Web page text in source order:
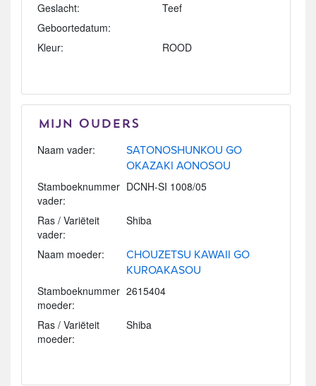
Geslacht:
Teef
Geboortedatum:
Kleur:
ROOD
Mijn Ouders
Naam vader:
SATONOSHUNKOU GO
OKAZAKI AONOSOU
Stamboeknummer
vader:
DCNH-SI 1008/05
Ras / Variëteit
vader:
Shiba
Naam moeder:
CHOUZETSU KAWAII GO
KUROAKASOU
Stamboeknummer
moeder:
2615404
Ras / Variëteit
moeder:
Shiba